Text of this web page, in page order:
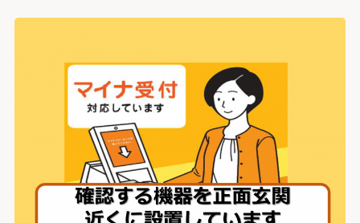
心臓病センター
入退院支援センター
認知症疾患医療センター
ブレストセンター
医師教育研修センター
臨床試験支援センター
医療安全推進室
栄養課
看護部
感染管理室